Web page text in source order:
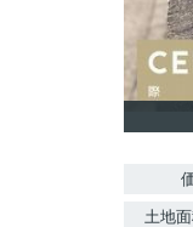
土地